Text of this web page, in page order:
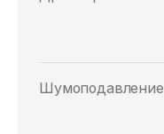
Шумоподавление